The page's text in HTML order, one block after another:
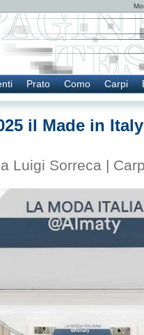
Prato Como Carpi
il Made in
Luigi Sorreca |